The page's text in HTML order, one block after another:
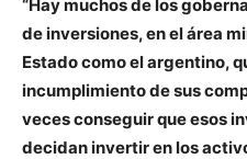
“Hay muchos de los
de inversiones, en el área
Estado como el argentino,
incumplimiento de sus
veces conseguir que esos
decidan invertir en los